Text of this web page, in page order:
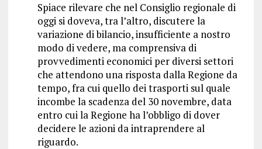
Spiace rilevare che nel Consiglio regionale di
oggi si doveva, tra l’altro, discutere la
variazione di bilancio, insufficiente a nostro
modo di vedere, ma comprensiva di
provvedimenti economici per diversi settori
che attendono una risposta dalla Regione da
tempo, fra cui quello dei trasporti sul quale
incombe la scadenza del 30 novembre, data
entro cui la Regione ha l’obbligo di dover
decidere le azioni da intraprendere al
riguardo.